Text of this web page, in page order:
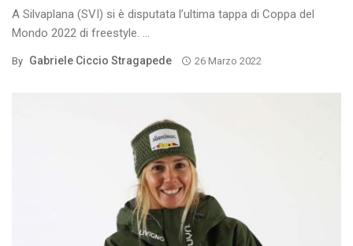
A Silvaplana (SVI) si è disputata l’ultima tappa di Coppa del
Mondo 2022 di freestyle. ...
By Gabriele Ciccio Stragapede 26 Marzo 2022